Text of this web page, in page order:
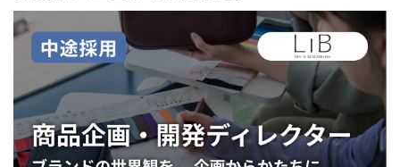
● プロジェクトの審査業務
ソーシャルグッドなプロジェクトが生まれる瞬間に最前線で立ち
会いながら、仕組みそのものを進化させる「攻め」と「守り」の
両立をお任せするポジションです。
・審査業務
・審査業務の効率化に関する施策立案
▼事業開発職社員インタビューはこちら
・【社員インタビュー】事業開発を通して学んだ「とりあえずや
2025年7月、ブランドは「ビジネスレザーファクトリー」から
「LIB」へと生まれ変わりました。
ブランドコンセプトは、── Life Is Beautiful ─ 美しく、生きる。
年齢や性別、国境や価値観の違いを超えて、一人ひとりが自分ら
しく生きられる社会を目指し、社会や環境に配慮した選択を、も
っと日常に、もっと身近に届けていきます。
◇事業背景について知る：https://www.borderless-
japan.com/social-business/businessleather/